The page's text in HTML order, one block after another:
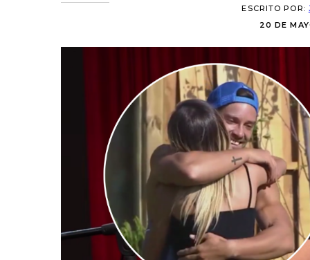
ESCRITO POR:
20 DE